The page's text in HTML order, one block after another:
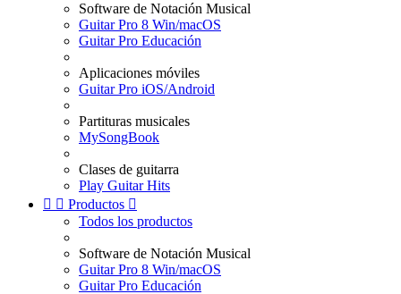
Software de Notación Musical
Guitar Pro 8 Win/macOS
Guitar Pro Educación
Aplicaciones móviles
Guitar Pro iOS/Android
Partituras musicales
MySongBook
Clases de guitarra
Play Guitar Hits
  Productos 
Todos los productos
Software de Notación Musical
Guitar Pro 8 Win/macOS
Guitar Pro Educación